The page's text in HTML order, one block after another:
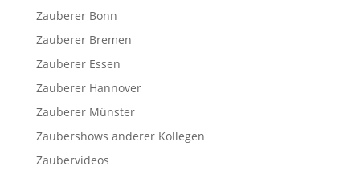
Zauberer Bonn
Zauberer Bremen
Zauberer Essen
Zauberer Hannover
Zauberer Münster
Zaubershows anderer Kollegen
Zaubervideos